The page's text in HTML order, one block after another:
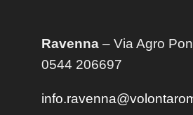
Ravenna– Via Agro
0544 206697